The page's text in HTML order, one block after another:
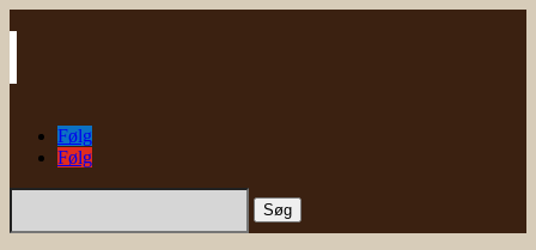
Følg
Følg
Søg